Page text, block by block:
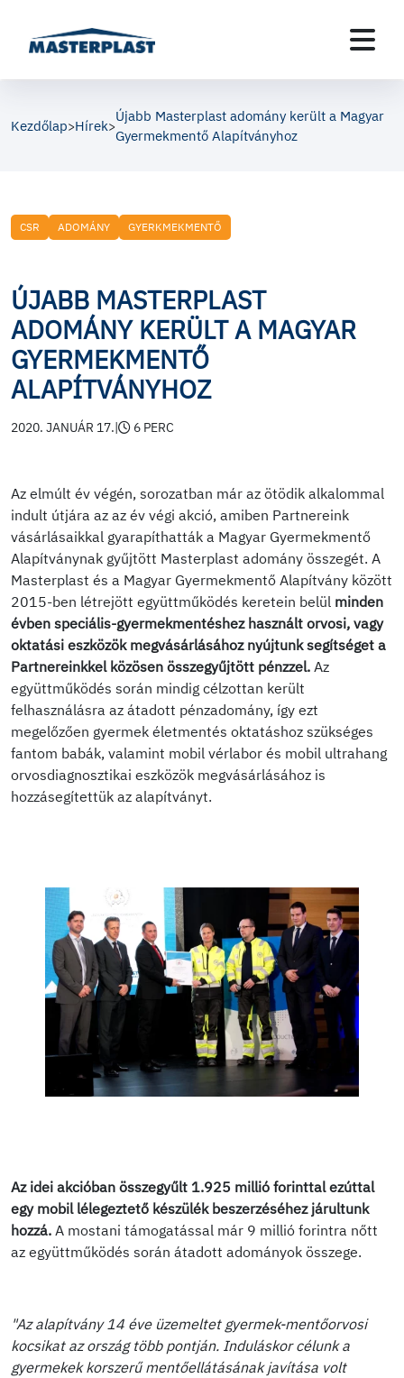
Kezdőlap>Hírek>
Újabb Masterplast adomány került a Magyar
Gyermekmentő Alapítványhoz
CSR ADOMÁNY GYERKMEKMENTŐ
ÚJABB MASTERPLAST
ADOMÁNY KERÜLT A MAGYAR
GYERMEKMENTŐ
ALAPÍTVÁNYHOZ
2020. JANUÁR 17.| 6 PERC
Az elmúlt év végén, sorozatban már az ötödik alkalommal
indult útjára az az év végi akció, amiben Partnereink
vásárlásaikkal gyarapíthatták a Magyar Gyermekmentő
Alapítványnak gyűjtött Masterplast adomány összegét. A
Masterplast és a Magyar Gyermekmentő Alapítvány között
2015-ben létrejött együttműködés keretein belül minden
évben speciális-gyermekmentéshez használt orvosi, vagy
oktatási eszközök megvásárlásához nyújtunk segítséget a
Partnereinkkel közösen összegyűjtött pénzzel. Az
együttműködés során mindig célzottan került
felhasználásra az átadott pénzadomány, így ezt
megelőzően gyermek életmentés oktatáshoz szükséges
fantom babák, valamint mobil vérlabor és mobil ultrahang
orvosdiagnosztikai eszközök megvásárlásához is
hozzásegítettük az alapítványt.
Az idei akcióban összegyűlt 1.925 millió forinttal ezúttal
egy mobil lélegeztető készülék beszerzéséhez járultunk
hozzá. A mostani támogatással már 9 millió forintra nőtt
az együttműködés során átadott adományok összege.
"Az alapítvány 14 éve üzemeltet gyermek-mentőorvosi
kocsikat az ország több pontján. Induláskor célunk a
gyermekek korszerű mentőellátásának javítása volt